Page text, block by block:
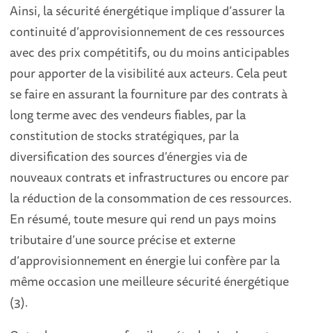
Ainsi, la sécurité énergétique implique d’assurer la
continuité d’approvisionnement de ces ressources
avec des prix compétitifs, ou du moins anticipables
pour apporter de la visibilité aux acteurs. Cela peut
se faire en assurant la fourniture par des contrats à
long terme avec des vendeurs fiables, par la
constitution de stocks stratégiques, par la
diversification des sources d’énergies via de
nouveaux contrats et infrastructures ou encore par
la réduction de la consommation de ces ressources.
En résumé, toute mesure qui rend un pays moins
tributaire d’une source précise et externe
d’approvisionnement en énergie lui confère par la
même occasion une meilleure sécurité énergétique
(3).